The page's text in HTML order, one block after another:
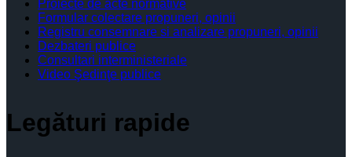
Proiecte de acte normative
Formular colectare propuneri, opinii
Registru consemnare si analizare propuneri, opinii
Dezbateri publice
Consultari interministeriale
Video Şedinţe publice
Legături rapide